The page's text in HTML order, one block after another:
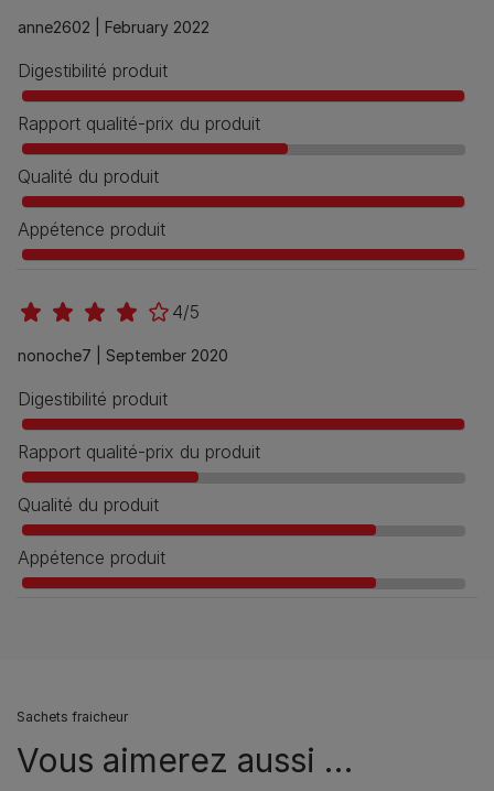
anne2602 | February 2022
Digestibilité produit
Rapport qualité-prix du produit
Qualité du produit
Appétence produit
4/5
nonoche7 | September 2020
Digestibilité produit
Rapport qualité-prix du produit
Qualité du produit
Appétence produit
Sachets fraicheur
Vous aimerez aussi …